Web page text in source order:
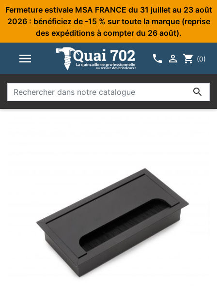
Fermeture estivale MSA FRANCE du 31 juillet au 23 août
2026 : bénéficiez de -15 % sur toute la marque (reprise
des expéditions à compter du 26 août).
   shopping_cart (0)
